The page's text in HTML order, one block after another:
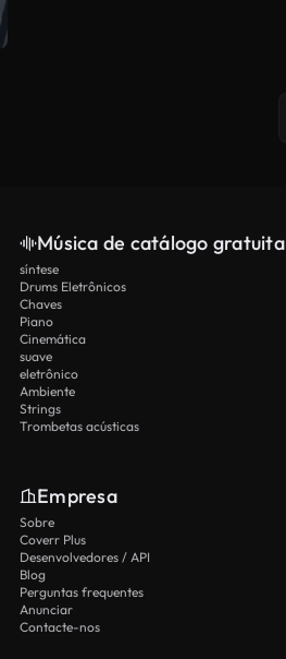
Música de catálogo gratuita
síntese
Drums Eletrônicos
Chaves
Piano
Cinemática
suave
eletrônico
Ambiente
Strings
Trombetas acústicas
Empresa
Sobre
Coverr Plus
Desenvolvedores / API
Blog
Perguntas frequentes
Anunciar
Contacte-nos